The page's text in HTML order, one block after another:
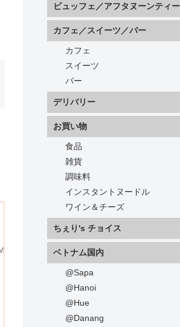
ビュッフェ／アフタヌーンティー
カフェ／スイーツ／バー
カフェ
スイーツ
バー
デリバリー
お買い物
食品
雑貨
調味料
インスタントヌードル
ワイン＆チーズ
ちぇり's チョイス
ベトナム国内
@Sapa
@Hanoi
@Hue
@Danang